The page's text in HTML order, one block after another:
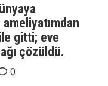
gitti; eve
çözüldü.
0